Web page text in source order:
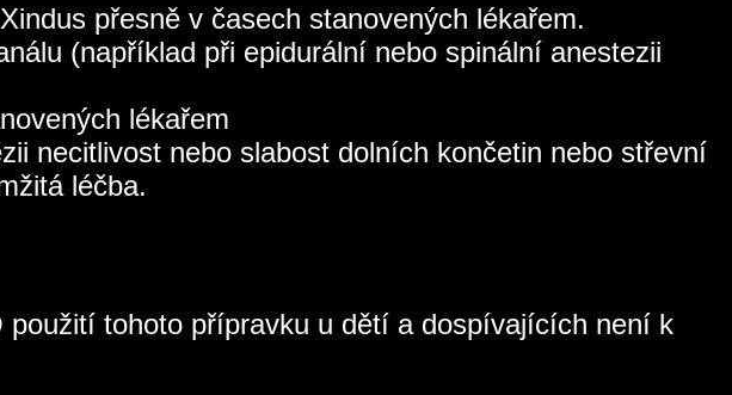
přesně v časech stanovených lékařem.
(například při epidurální nebo spinální anestezii
lékařem
necitlivost nebo slabost dolních končetin nebo střevní
léčba.
použití tohoto přípravku u dětí a dospívajících není k